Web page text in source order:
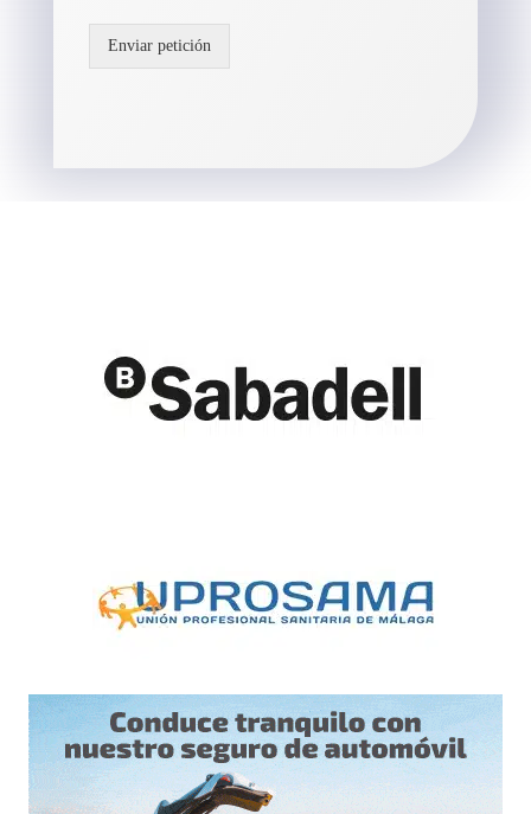
Enviar petición